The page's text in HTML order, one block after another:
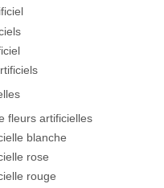
fleurs artificielles
blanche
rose
rouge